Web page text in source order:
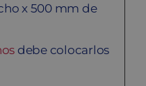
x 500 mm de
debe colocarlos